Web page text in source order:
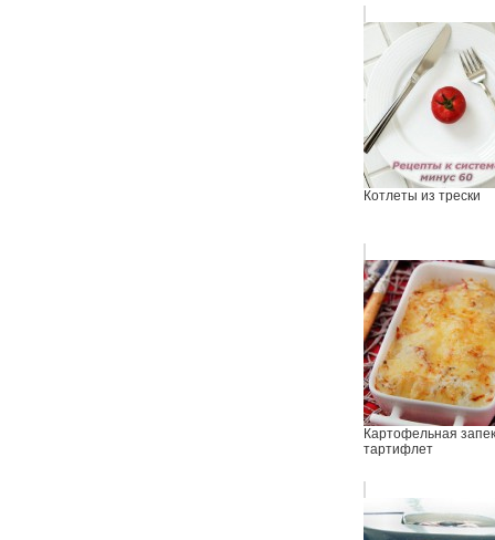
Котлеты из трески
Картофельная
тартифлет